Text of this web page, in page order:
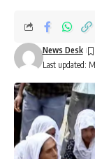
Last updated:
News Desk